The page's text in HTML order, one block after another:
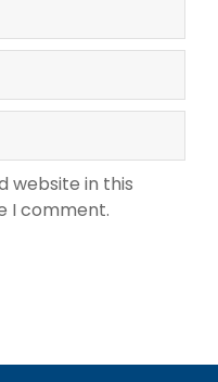
website in this
I comment.